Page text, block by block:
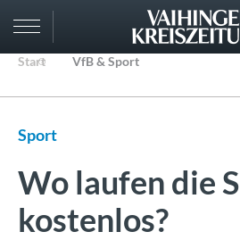
Start VfB & Sport
Sport
Wo laufen die
kostenlos?